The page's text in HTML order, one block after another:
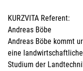
KURZVITA Referent:
Andreas Böbe
Andreas Böbe kommt
eine
Studium der